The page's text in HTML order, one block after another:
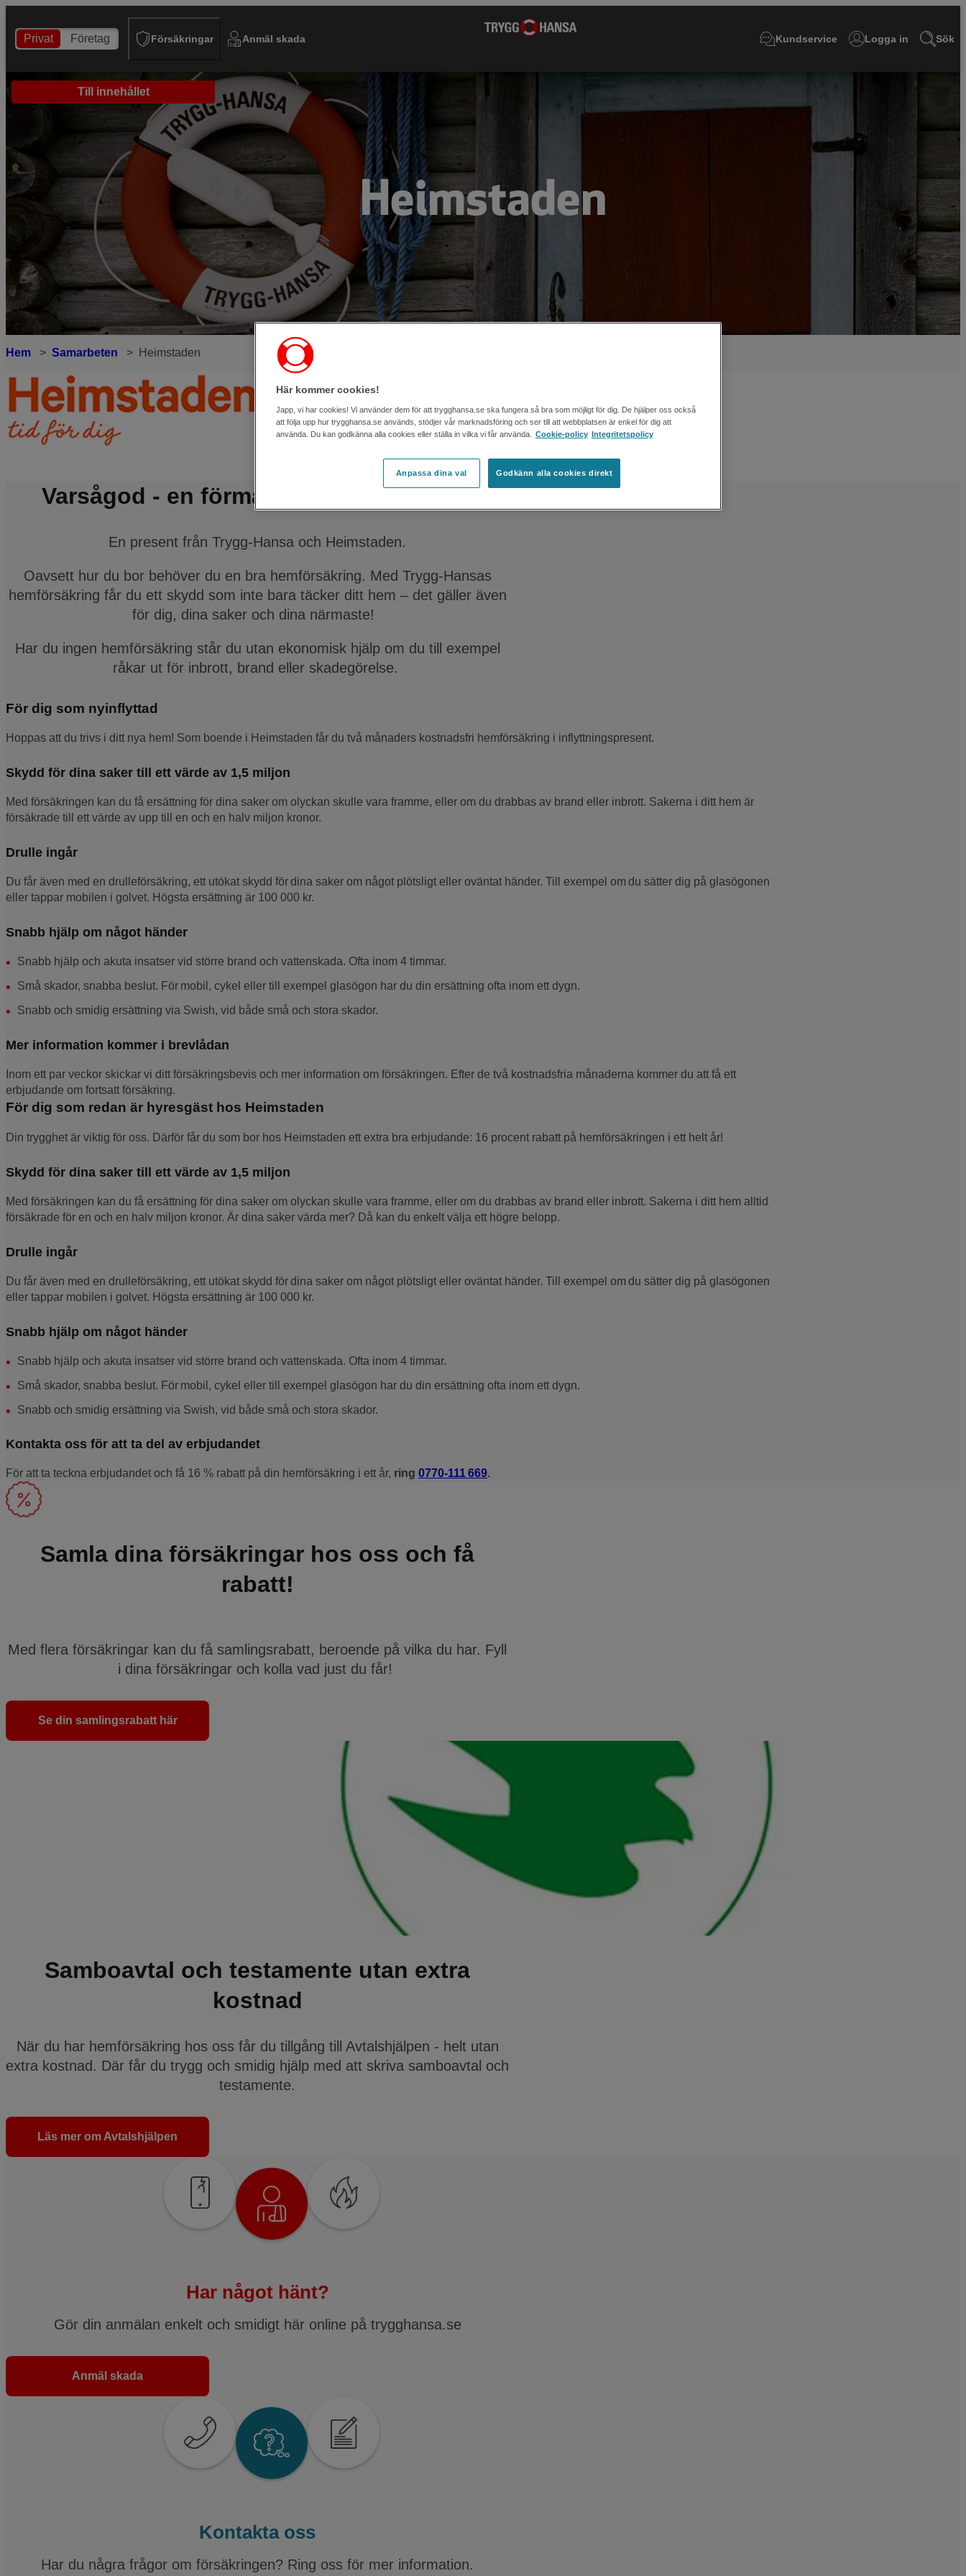
Till innehållet
Privat Företag Försäkringar Anmäl skada Kundservice Logga in Sök
Heimstaden
Hem Samarbeten Heimstaden
Varsågod - en förmånlig hemförsäkring
En present från Trygg-Hansa och Heimstaden.
Oavsett hur du bor behöver du en bra hemförsäkring. Med Trygg-Hansas
hemförsäkring får du ett skydd som inte bara täcker ditt hem – det gäller även
för dig, dina saker och dina närmaste!
Har du ingen hemförsäkring står du utan ekonomisk hjälp om du till exempel
råkar ut för inbrott, brand eller skadegörelse.
För dig som nyinflyttad
Hoppas att du trivs i ditt nya hem! Som boende i Heimstaden får du två månaders kostnadsfri hemförsäkring i inflyttningspresent.
Skydd för dina saker till ett värde av 1,5 miljon
Med försäkringen kan du få ersättning för dina saker om olyckan skulle vara framme, eller om du drabbas av brand eller inbrott. Sakerna i ditt hem är
försäkrade till ett värde av upp till en och en halv miljon kronor.
Drulle ingår
Du får även med en drulleförsäkring, ett utökat skydd för dina saker om något plötsligt eller oväntat händer. Till exempel om du sätter dig på glasögonen
eller tappar mobilen i golvet. Högsta ersättning är 100 000 kr.
Snabb hjälp om något händer
Snabb hjälp och akuta insatser vid större brand och vattenskada. Ofta inom 4 timmar.
Små skador, snabba beslut. För mobil, cykel eller till exempel glasögon har du din ersättning ofta inom ett dygn.
Snabb och smidig ersättning via Swish, vid både små och stora skador.
Mer information kommer i brevlådan
Inom ett par veckor skickar vi ditt försäkringsbevis och mer information om försäkringen. Efter de två kostnadsfria månaderna kommer du att få ett
erbjudande om fortsatt försäkring.
För dig som redan är hyresgäst hos Heimstaden
Din trygghet är viktig för oss. Därför får du som bor hos Heimstaden ett extra bra erbjudande: 16 procent rabatt på hemförsäkringen i ett helt år!
Skydd för dina saker till ett värde av 1,5 miljon
Med försäkringen kan du få ersättning för dina saker om olyckan skulle vara framme, eller om du drabbas av brand eller inbrott. Sakerna i ditt hem alltid
försäkrade för en och en halv miljon kronor. Är dina saker värda mer? Då kan du enkelt välja ett högre belopp.
Drulle ingår
Du får även med en drulleförsäkring, ett utökat skydd för dina saker om något plötsligt eller oväntat händer. Till exempel om du sätter dig på glasögonen
eller tappar mobilen i golvet. Högsta ersättning är 100 000 kr.
Snabb hjälp om något händer
Snabb hjälp och akuta insatser vid större brand och vattenskada. Ofta inom 4 timmar.
Små skador, snabba beslut. För mobil, cykel eller till exempel glasögon har du din ersättning ofta inom ett dygn.
Snabb och smidig ersättning via Swish, vid både små och stora skador.
Kontakta oss för att ta del av erbjudandet
För att ta teckna erbjudandet och få 16 % rabatt på din hemförsäkring i ett år, ring 0770-111 669.
Samla dina försäkringar hos oss och få
rabatt!
Med flera försäkringar kan du få samlingsrabatt, beroende på vilka du har. Fyll
i dina försäkringar och kolla vad just du får!
Se din samlingsrabatt här
Hemförsäkring märkt med Bra
När du väljer vår hemförsäkring får du en försäkring märkt med Bra Miljöval.
Det betyder att försäkringen uppfyller Naturskyddsföreningens högt ställda
miljökrav, som regelbundet kontrolleras och följs upp.
Samboavtal och testamente utan extra
kostnad
När du har hemförsäkring hos oss får du tillgång till Avtalshjälpen - helt utan
extra kostnad. Där får du trygg och smidig hjälp med att skriva samboavtal och
testamente.
Läs mer om Avtalshjälpen
Har något hänt?
Gör din anmälan enkelt och smidigt här online på trygghansa.se
Anmäl skada
Kontakta oss
Har du några frågor om försäkringen? Ring oss för mer information.
Här kommer cookies!
Japp, vi har cookies! Vi använder dem för att trygghansa.se ska fungera så bra som möjligt för dig. De hjälper oss också
att följa upp hur trygghansa.se används, stödjer vår marknadsföring och ser till att webbplatsen är enkel för dig att
använda. Du kan godkänna alla cookies eller ställa in vilka vi får använda.
Cookie-policy Integritetspolicy
Anpassa dina val Godkänn alla cookies direkt